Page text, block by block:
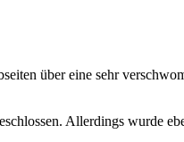
über eine sehr
Allerdings wurde